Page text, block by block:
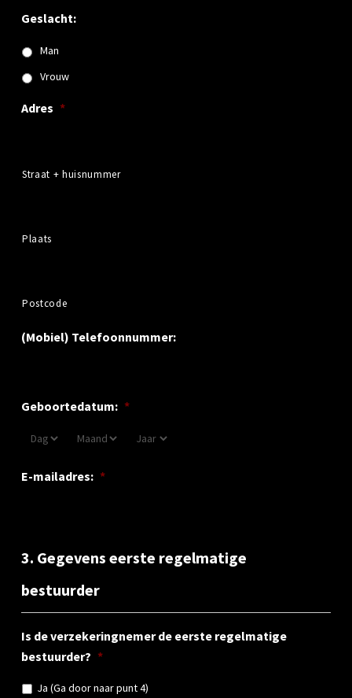
Geslacht:
Man
Vrouw
Adres *
Straat + huisnummer
Plaats
Postcode
(Mobiel) Telefoonnummer:
Geboortedatum: *
E-mailadres: *
3. Gegevens eerste regelmatige
bestuurder
Is de verzekeringnemer de eerste regelmatige
bestuurder? *
Ja (Ga door naar punt 4)